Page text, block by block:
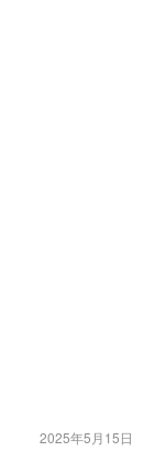
2025年5月15日